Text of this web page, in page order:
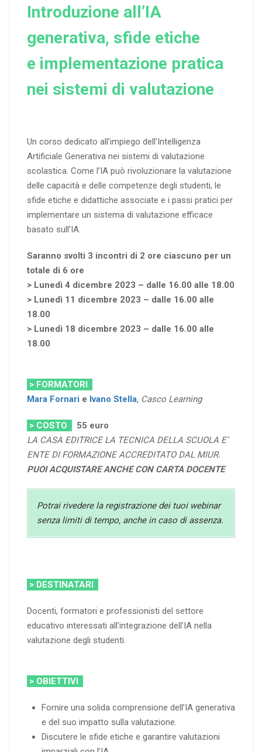
Introduzione all’IA
generativa, sfide etiche
e implementazione pratica
nei sistemi di valutazione
Un corso dedicato all’impiego dell’Intelligenza
Artificiale Generativa nei sistemi di valutazione
scolastica. Come l’IA può rivoluzionare la valutazione
delle capacità e delle competenze degli studenti, le
sfide etiche e didattiche associate e i passi pratici per
implementare un sistema di valutazione efficace
basato sull’IA.
Saranno svolti 3 incontri di 2 ore ciascuno per un
totale di 6 ore
> Lunedì 4 dicembre 2023 – dalle 16.00 alle 18.00
> Lunedì 11 dicembre 2023 – dalle 16.00 alle
18.00
> Lunedì 18 dicembre 2023 – dalle 16.00 alle
18.00
> FORMATORI
Mara Fornari e Ivano Stella, Casco Learning
> COSTO 55 euro
LA CASA EDITRICE LA TECNICA DELLA SCUOLA E’
ENTE DI FORMAZIONE ACCREDITATO DAL MIUR.
PUOI ACQUISTARE ANCHE CON CARTA DOCENTE
Potrai rivedere la registrazione dei tuoi webinar
senza limiti di tempo, anche in caso di assenza.
> DESTINATARI
Docenti, formatori e professionisti del settore
educativo interessati all’integrazione dell’IA nella
valutazione degli studenti.
> OBIETTIVI
Fornire una solida comprensione dell’IA generativa
e del suo impatto sulla valutazione.
Discutere le sfide etiche e garantire valutazioni